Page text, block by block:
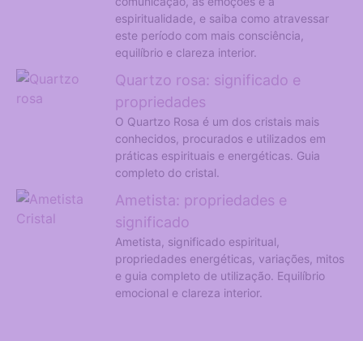
espiritualidade, e saiba como atravessar
este período com mais consciência,
equilíbrio e clareza interior.
Quartzo rosa: significado e
propriedades
O Quartzo Rosa é um dos cristais mais
conhecidos, procurados e utilizados em
práticas espirituais e energéticas. Guia
completo do cristal.
Ametista: propriedades e
significado
Ametista, significado espiritual,
propriedades energéticas, variações, mitos
e guia completo de utilização. Equilíbrio
emocional e clareza interior.
personalizadas.